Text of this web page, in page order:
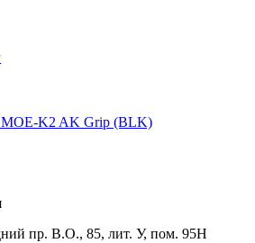
MOE-K2 AK Grip (BLK)
пр. В.О., 85, лит. У, пом. 95Н